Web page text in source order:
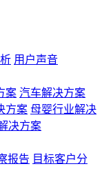
用户声音
案 汽车解决方案
方案 母婴行业解决
决方案
报告 目标客户分